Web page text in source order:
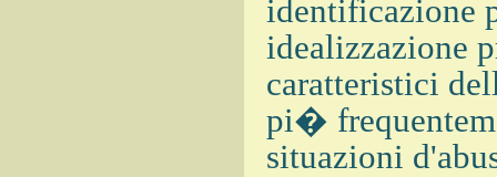
identificazione
idealizzazione
caratteristici
pi�
situazioni